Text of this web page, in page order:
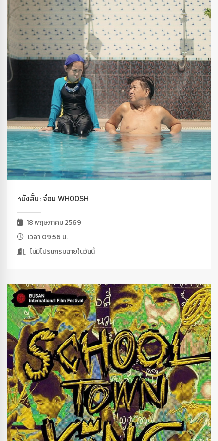
หนังสั้น: จ๋อม WHOOSH
18 พฤษภาคม 2569
เวลา 09:56 น.
ไม่มีโปรแกรมฉายในวันนี้